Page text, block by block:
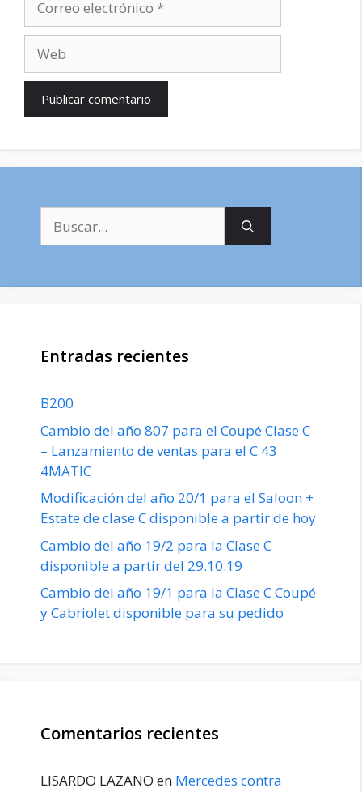
electrónico
Entradas recientes
B200
Cambio del año 807 para el Coupé Clase C
– Lanzamiento de ventas para el C 43
4MATIC
Modificación del año 20/1 para el Saloon +
Estate de clase C disponible a partir de hoy
Cambio del año 19/2 para la Clase C
disponible a partir del 29.10.19
Cambio del año 19/1 para la Clase C Coupé
y Cabriolet disponible para su pedido
Comentarios recientes
LISARDO LAZANO en Mercedes contra